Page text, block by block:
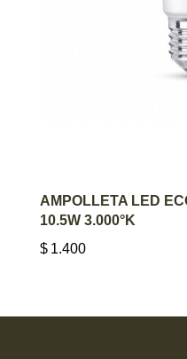
AMPOLLETA LED
10.5W 3.000°K
$ 1.400